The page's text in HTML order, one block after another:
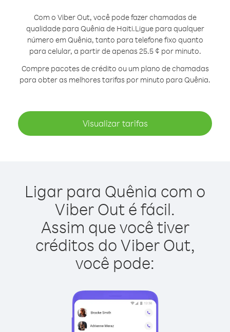
Com o Viber Out, você pode fazer chamadas de
qualidade para Quênia de Haiti.Ligue para qualquer
número em Quênia, tanto para telefone fixo quanto
para celular, a partir de apenas 25.5 ¢ por minuto.
Compre pacotes de crédito ou um plano de chamadas
para obter as melhores tarifas por minuto para Quênia.
Visualizar tarifas
Ligar para Quênia com o
Viber Out é fácil.
Assim que você tiver
créditos do Viber Out,
você pode: